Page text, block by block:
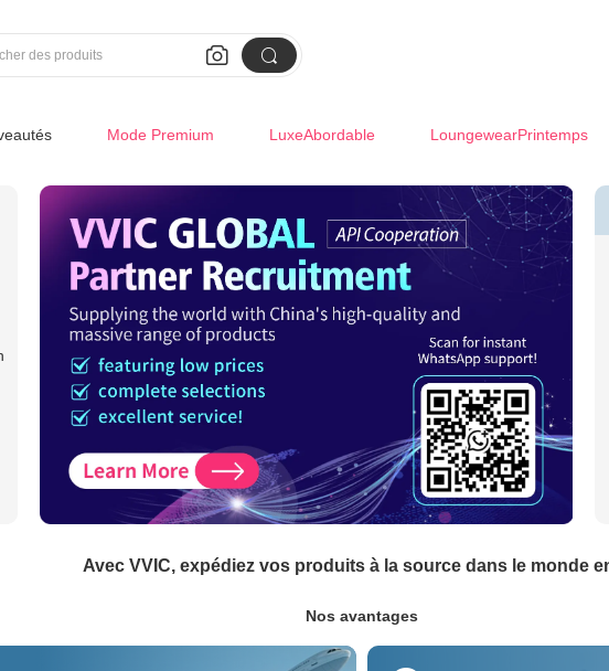
 
des produits
Mode Premium LuxeAbordable LoungewearPrintemps
Avec VVIC, expédiez vos produits à la source dans le monde
Nos avantages